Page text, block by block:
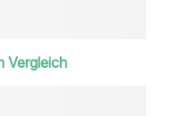
Vergleich